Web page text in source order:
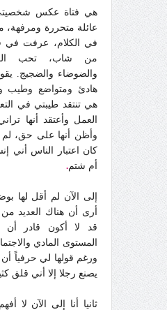
هي فتاة عكس
عائلة متحررة ومرفهة،
في الكلام، عرفت في
من شاب، تحب
والضوضاء والضجيج.
هادئ ومتواضع وطيب
هي تنتقد طيبتي في
العمل وأعتقد أنها
وأظن أنها على حق،
كان اعتبار الناس أني
أم شتم.
إلى الآن لم أقل لها
أرى أن هناك العديد من
قد لا أكون قادر
المستوى المادي
ورغم قولها لي حرفياً أن
يصنع رجلا إلا أني قلق
ثانيا أنا إلى الآن لا